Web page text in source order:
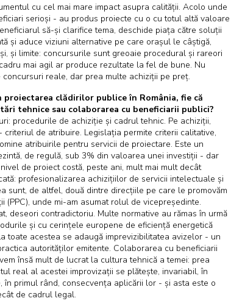
cu cel mai mare impact asupra calității. Acolo unde
serioși - au produs proiecte cu o cu totul altă valoare
să-și clarifice tema, deschide piața către soluții
și aduce viziuni alternative pe care orașul le câștigă,
și limite: concursurile sunt greoaie procedural și rareori
mai agil ar produce rezultate la fel de bune. Nu
reale, dar prea multe achiziții pe preț.
clădirilor publice în România, fie că
tehnice sau colaborarea cu beneficiarii publici?
procedurile de achiziție și cadrul tehnic. Pe achiziții,
de atribuire. Legislația permite criterii calitative,
atribuirile pentru servicii de proiectare. Este un
de regulă, sub 3% din valoarea unei investiții - dar
de proiect costă, peste ani, mult mai mult decât
profesionalizarea achizițiilor de servicii intelectuale și
sunt, de altfel, două dintre direcțiile pe care le promovăm
unde mi-am asumat rolul de vicepreședinte.
deseori contradictoriu. Multe normative au rămas în urmă
și cu cerințele europene de eficiență energetică
toate acestea se adaugă imprevizibilitatea avizelor - un
autorităților emitente. Colaborarea cu beneficiarii
însă mult de lucrat la cultura tehnică a temei: prea
real al acestei improvizații se plătește, invariabil, în
primul rând, consecvența aplicării lor - și asta este o
de cadrul legal.